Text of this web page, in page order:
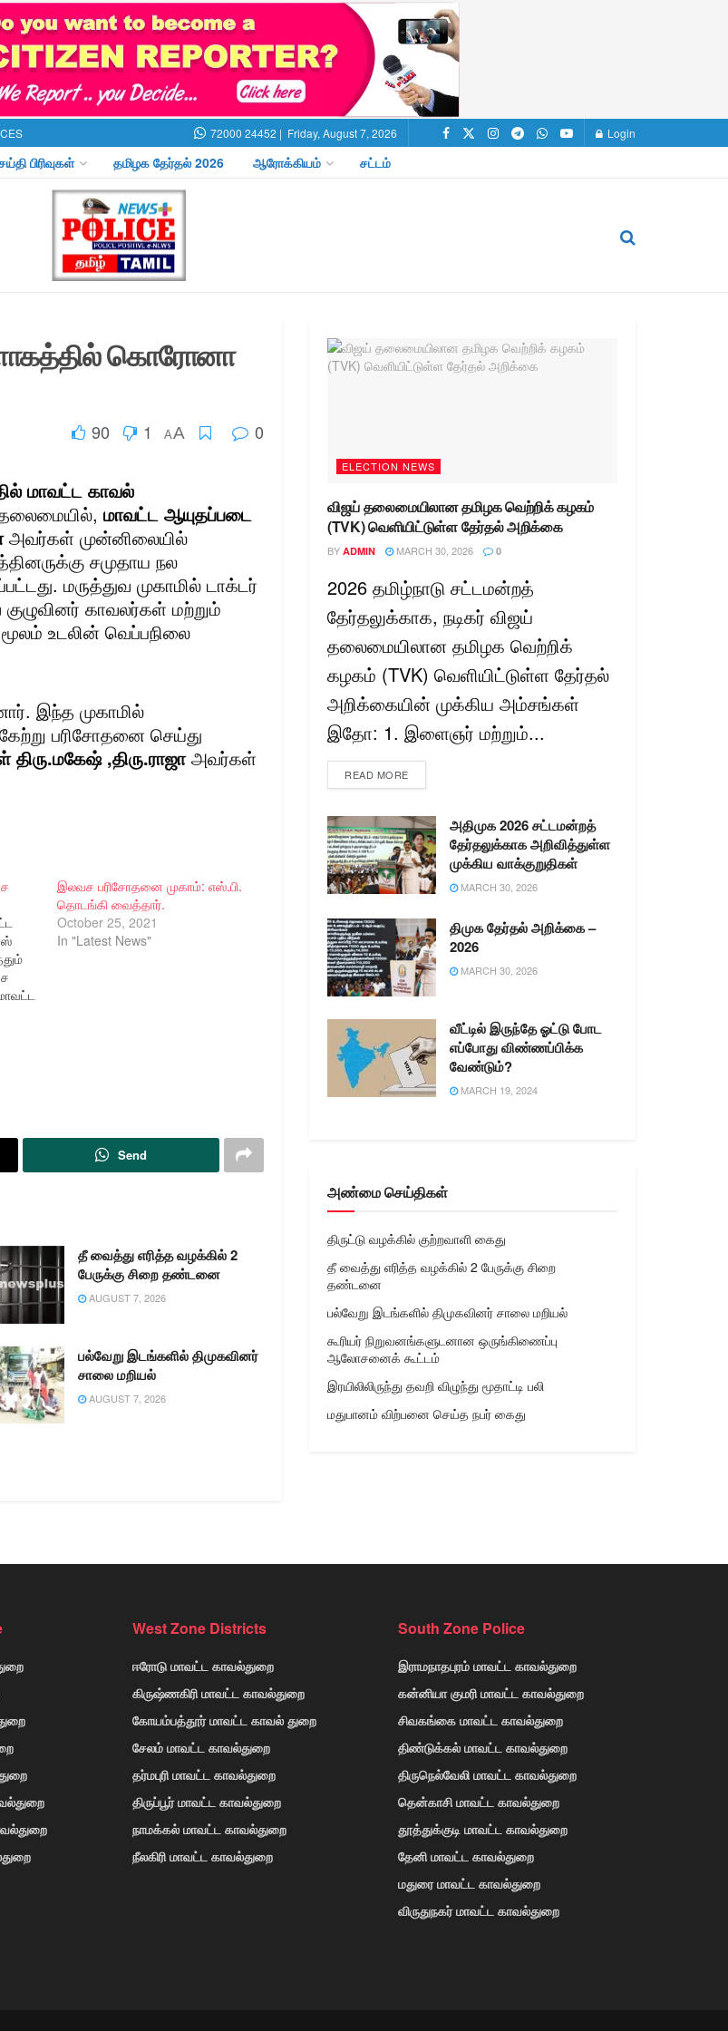
72000 24452 | Friday, August 7, 2026 Login
பிரிவுகள் தமிழக தேர்தல் 2026 ஆரோக்கியம் சட்டம்
கொரோனா
90 1 AA 0
மாவட்ட காவல்
மாவட்ட ஆயுதப்படை
அவர்கள் முன்னிலையில்
சமுதாய நல
மருத்துவ முகாமில் டாக்டர்
காவலர்கள் மற்றும்
உடலின் வெப்பநிலை
இந்த முகாமில்
பரிசோதனை செய்து
,திரு.ராஜாஅவர்கள்
இலவச பரிசோதனை முகாம்: எஸ்.பி.
தொடங்கி வைத்தார்.
October 25, 2021
In "Latest News"
Send
தீ வைத்து எரித்த வழக்கில் 2
பேருக்கு சிறை தண்டனை
AUGUST 7, 2026
பல்வேறு இடங்களில் திமுகவினர்
சாலை மறியல்
AUGUST 7, 2026
ELECTION NEWS
விஜய் தலைமையிலான தமிழக வெற்றிக் கழகம்
(TVK) வெளியிட்டுள்ள தேர்தல் அறிக்கை
BY ADMIN MARCH 30, 2026 0
2026 தமிழ்நாடு சட்டமன்றத்
தேர்தலுக்காக, நடிகர் விஜய்
தலைமையிலான தமிழக வெற்றிக்
கழகம் (TVK) வெளியிட்டுள்ள தேர்தல்
அறிக்கையின் முக்கிய அம்சங்கள்
இதோ: 1. இளைஞர் மற்றும்...
READ MORE
அதிமுக 2026 சட்டமன்றத்
தேர்தலுக்காக அறிவித்துள்ள
முக்கிய வாக்குறுதிகள்
MARCH 30, 2026
திமுக தேர்தல் அறிக்கை –
2026
MARCH 30, 2026
வீட்டில் இருந்தே ஓட்டு போட
எப்போது விண்ணப்பிக்க
வேண்டும்?
MARCH 19, 2024
அண்மை செய்திகள்
திருட்டு வழக்கில் குற்றவாளி கைது
தீ வைத்து எரித்த வழக்கில் 2 பேருக்கு சிறை
தண்டனை
பல்வேறு இடங்களில் திமுகவினர் சாலை மறியல்
கூரியர் நிறுவனங்களுடனான ஒருங்கிணைப்பு
ஆலோசனைக் கூட்டம்
இரயிலிலிருந்து தவறி விழுந்து மூதாட்டி பலி
மதுபானம் விற்பனை செய்த நபர் கைது
West Zone Districts
ஈரோடு மாவட்ட காவல்துறை
கிருஷ்ணகிரி மாவட்ட காவல்துறை
கோயம்பத்தூர் மாவட்ட காவல் துறை
சேலம் மாவட்ட காவல்துறை
தர்மபுரி மாவட்ட காவல்துறை
திருப்பூர் மாவட்ட காவல்துறை
நாமக்கல் மாவட்ட காவல்துறை
நீலகிரி மாவட்ட காவல்துறை
South Zone Police
இராமநாதபுரம் மாவட்ட காவல்துறை
கன்னியா குமரி மாவட்ட காவல்துறை
சிவகங்கை மாவட்ட காவல்துறை
திண்டுக்கல் மாவட்ட காவல்துறை
திருநெல்வேலி மாவட்ட காவல்துறை
தென்காசி மாவட்ட காவல்துறை
தூத்துக்குடி மாவட்ட காவல்துறை
தேனி மாவட்ட காவல்துறை
மதுரை மாவட்ட காவல்துறை
விருதுநகர் மாவட்ட காவல்துறை